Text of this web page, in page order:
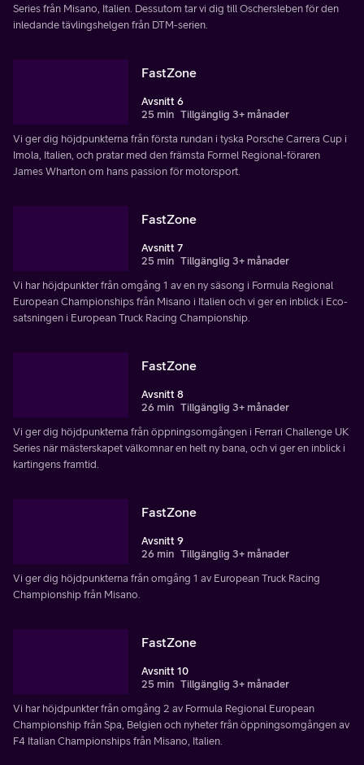
Series från Misano, Italien. Dessutom tar vi dig till Oschersleben för den
inledande tävlingshelgen från DTM-serien.
FastZone
Avsnitt 6
25 min Tillgänglig 3+ månader
Vi ger dig höjdpunkterna från första rundan i tyska Porsche Carrera Cup i
Imola, Italien, och pratar med den främsta Formel Regional-föraren
James Wharton om hans passion för motorsport.
FastZone
Avsnitt 7
25 min Tillgänglig 3+ månader
Vi har höjdpunkter från omgång 1 av en ny säsong i Formula Regional
European Championships från Misano i Italien och vi ger en inblick i Eco-
satsningen i European Truck Racing Championship.
FastZone
Avsnitt 8
26 min Tillgänglig 3+ månader
Vi ger dig höjdpunkterna från öppningsomgången i Ferrari Challenge UK
Series när mästerskapet välkomnar en helt ny bana, och vi ger en inblick i
kartingens framtid.
FastZone
Avsnitt 9
26 min Tillgänglig 3+ månader
Vi ger dig höjdpunkterna från omgång 1 av European Truck Racing
Championship från Misano.
FastZone
Avsnitt 10
25 min Tillgänglig 3+ månader
Vi har höjdpunkter från omgång 2 av Formula Regional European
Championship från Spa, Belgien och nyheter från öppningsomgången av
F4 Italian Championships från Misano, Italien.